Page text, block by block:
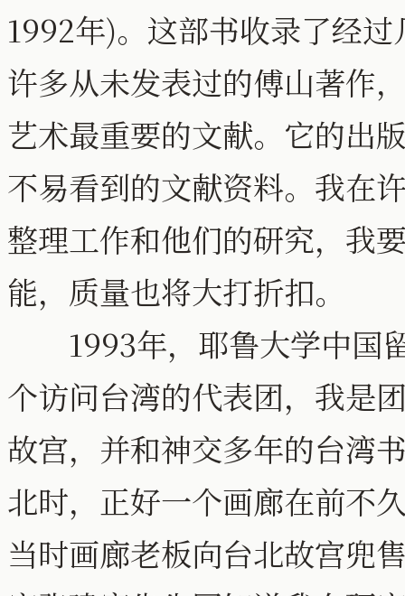
1992年)。这部书收录了经
许多从未发表过的傅山著作
艺术最重要的文献。它的出
不易看到的文献资料。我在
整理工作和他们的研究，我
能，质量也将大打折扣。
1993年，耶鲁大学中国
个访问台湾的代表团，我是
故宫，并和神交多年的台湾
北时，正好一个画廊在前不
当时画廊老板向台北故宫兜